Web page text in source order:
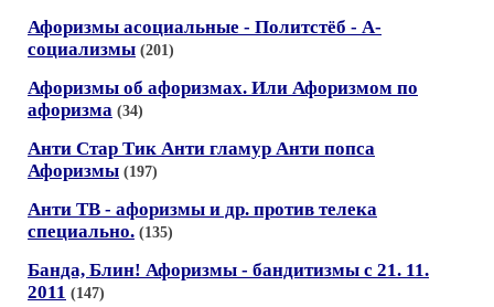
Афоризмы асоциальные - Политстёб - А-
социализмы (201)
Афоризмы об афоризмах. Или Афоризмом по
афоризма (34)
Анти Стар Тик Анти гламур Анти попса
Афоризмы (197)
Анти ТВ - афоризмы и др. против телека
специально. (135)
Банда, Блин! Афоризмы - бандитизмы с 21. 11.
2011 (147)